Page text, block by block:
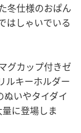
冬仕様のおぱん
はしゃいでいる
グカップ付きゼ
ルキーホルダー
いやタイダイ
に登場しま